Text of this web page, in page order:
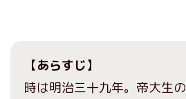
【あらすじ】
時は明治三十九年。帝大生